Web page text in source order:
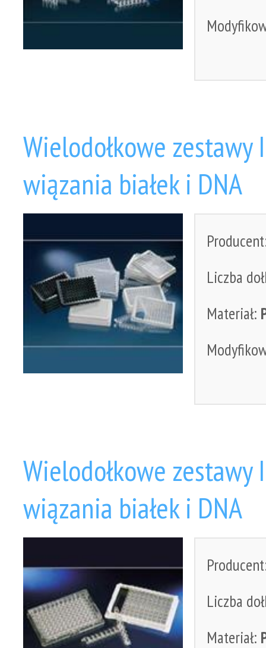
Wielodołkowe
wiązania białek i DNA
Liczba
Materiał:
Wielodołkowe
wiązania białek i DNA
Liczba
Materiał: